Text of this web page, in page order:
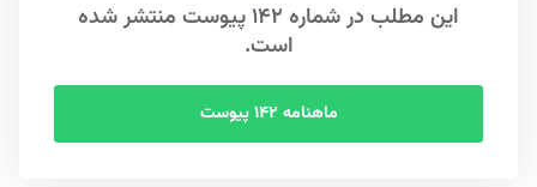
این مطلب در شماره ۱۴۲ پیوست منتشر شده
است.
ماهنامه ۱۴۲ پیوست